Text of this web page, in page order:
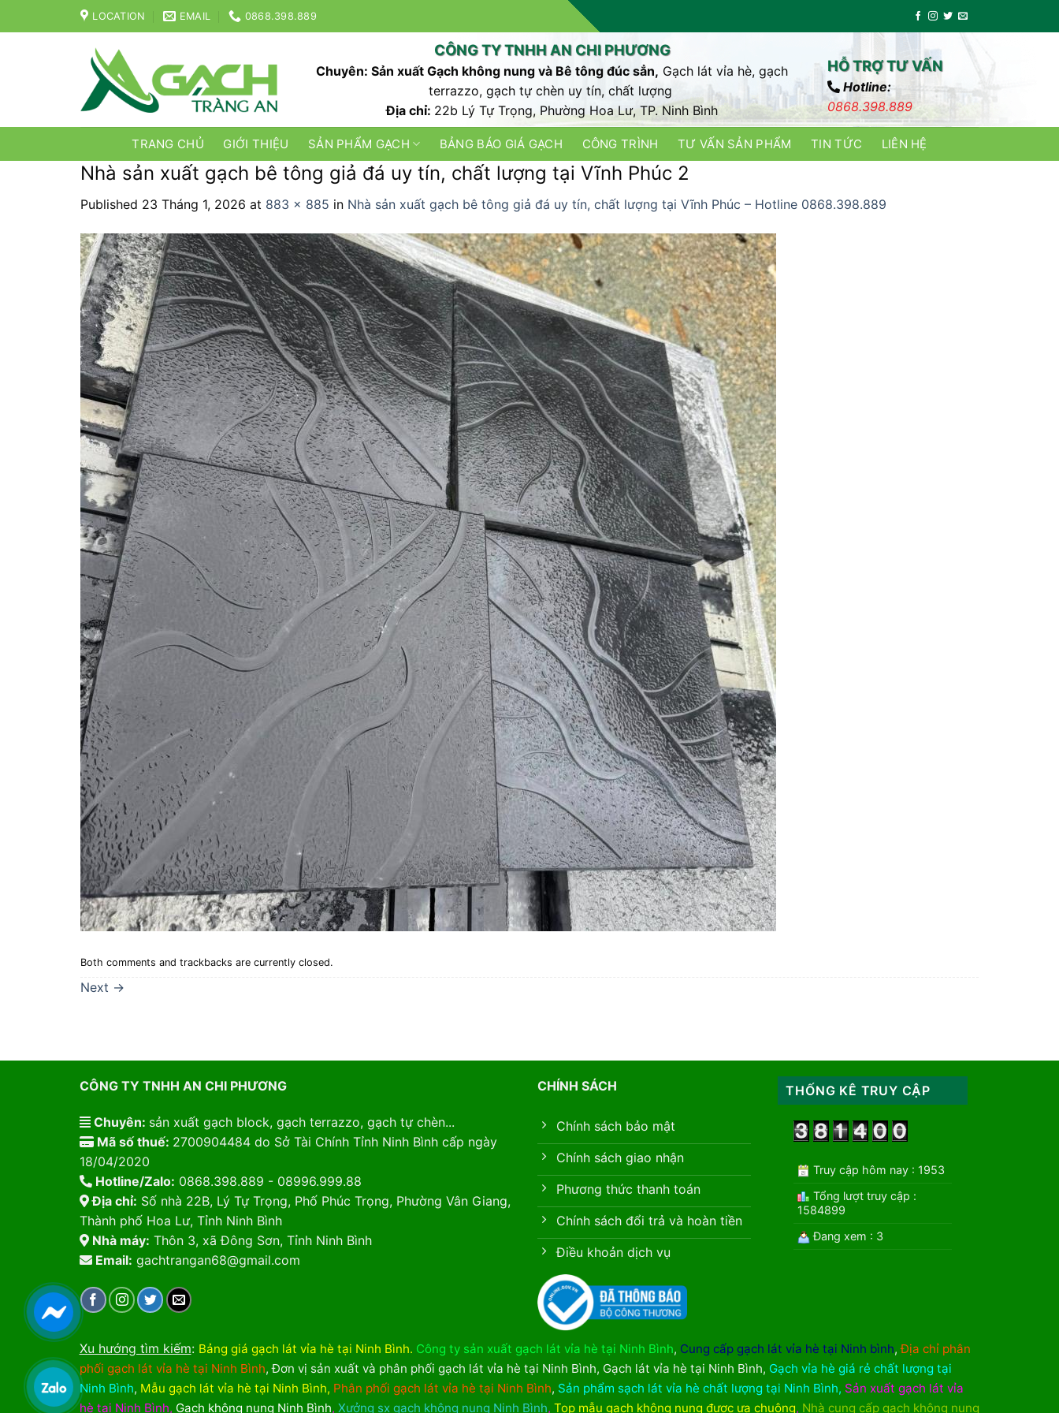
to
LOCATION EMAIL 0868.398.889
CÔNG TY TNHH AN CHI PHƯƠNG
Chuyên: Sản xuất Gạch không nung và Bê tông đúc sẳn, Gạch lát vỉa hè, gạch
terrazzo, gạch tự chèn uy tín, chất lượng
Địa chỉ: 22b Lý Tự Trọng, Phường Hoa Lư, TP. Ninh Bình
HỖ TRỢ TƯ VẤN
Hotline:
0868.398.889
TRANG CHỦ GIỚI THIỆU SẢN PHẨM GẠCH BẢNG BÁO GIÁ GẠCH CÔNG TRÌNH TƯ VẤN SẢN PHẨM TIN TỨC LIÊN HỆ
Nhà sản xuất gạch bê tông giả đá uy tín, chất lượng tại Vĩnh Phúc 2
Published 23 Tháng 1, 2026 at 883 × 885 in Nhà sản xuất gạch bê tông giả đá uy tín, chất lượng tại Vĩnh Phúc – Hotline 0868.398.889
Both comments and trackbacks are currently closed.
Next →
CÔNG TY TNHH AN CHI PHƯƠNG
Chuyên: sản xuất gạch block, gạch terrazzo, gạch tự chèn...
Mã số thuế: 2700904484 do Sở Tài Chính Tỉnh Ninh Bình cấp ngày
18/04/2020
Hotline/Zalo: 0868.398.889 - 08996.999.88
Địa chỉ: Số nhà 22B, Lý Tự Trọng, Phố Phúc Trọng, Phường Vân Giang,
Thành phố Hoa Lư, Tỉnh Ninh Bình
Nhà máy: Thôn 3, xã Đông Sơn, Tỉnh Ninh Bình
Email: gachtrangan68@gmail.com
CHÍNH SÁCH
Chính sách bảo mật
Chính sách giao nhận
Phương thức thanh toán
Chính sách đổi trả và hoàn tiền
Điều khoản dịch vụ
THỐNG KÊ TRUY CẬP
Truy cập hôm nay : 1953
Tổng lượt truy cập :
1584899
Đang xem : 3
Xu hướng tìm kiếm: Bảng giá gạch lát vỉa hè tại Ninh Bình. Công ty sản xuất gạch lát vỉa hè tại Ninh Bình, Cung cấp gạch lát vỉa hè tại Ninh bình,Địa chỉ phân
phối gạch lát vỉa hè tại Ninh Bình,Đơn vị sản xuất và phân phối gạch lát vỉa hè tại Ninh Bình, Gạch lát vỉa hè tại Ninh Bình, Gạch vỉa hè giá rẻ chất lượng tại
Ninh Bình, Mẫu gạch lát vỉa hè tại Ninh Bình, Phân phối gạch lát vỉa hè tại Ninh Bình, Sản phẩm sạch lát vỉa hè chất lượng tại Ninh Bình, Sản xuất gạch lát vỉa
hè tại Ninh Bình, Gạch không nung Ninh Bình, Xưởng sx gạch không nung Ninh Bình, Top mẫu gạch không nung được ưa chuộng, Nhà cung cấp gạch không nung